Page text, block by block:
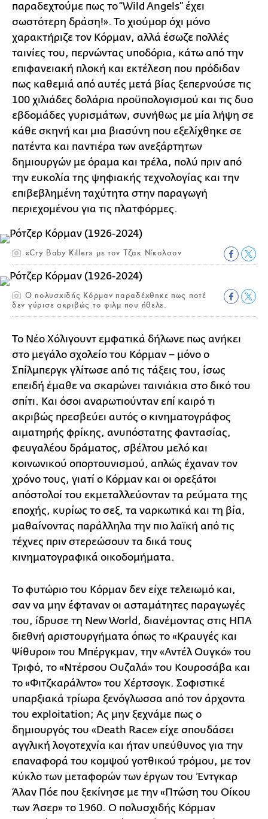
παραδεχτούμε πως το “Wild Angels” έχει
σωστότερη δράση!». Το χιούμορ όχι μόνο
χαρακτήριζε τον Κόρμαν, αλλά έσωζε πολλές
ταινίες του, περνώντας υποδόρια, κάτω από την
επιφανειακή πλοκή και εκτέλεση που πρόδιδαν
πως καθεμιά από αυτές μετά βίας ξεπερνούσε τις
100 χιλιάδες δολάρια προϋπολογισμού και τις δυο
εβδομάδες γυρισμάτων, συνήθως με μία λήψη σε
κάθε σκηνή και μια βιασύνη που εξελίχθηκε σε
πατέντα και παντιέρα των ανεξάρτητων
δημιουργών με όραμα και τρέλα, πολύ πριν από
την ευκολία της ψηφιακής τεχνολογίας και την
επιβεβλημένη ταχύτητα στην παραγωγή
περιεχομένου για τις πλατφόρμες.
«Cry Baby Killer» με τον Τζακ Νίκολσον
Ο πολυσχιδής Κόρμαν παραδέχθηκε πως ποτέ
δεν γύρισε ακριβώς το φιλμ που ήθελε.
Το Νέο Χόλιγουντ εμφατικά δήλωνε πως ανήκει
στο μεγάλο σχολείο του Κόρμαν − μόνο ο
Σπίλμπεργκ γλίτωσε από τις τάξεις του, ίσως
επειδή έμαθε να σκαρώνει ταινιάκια στο δικό του
σπίτι. Και όσοι αναρωτιούνταν επί καιρό τι
ακριβώς πρεσβεύει αυτός ο κινηματογράφος
αιματηρής φρίκης, ανυπόστατης φαντασίας,
φευγαλέου δράματος, σβέλτου μελό και
κοινωνικού οπορτουνισμού, απλώς έχαναν τον
χρόνο τους, γιατί ο Κόρμαν και οι ορεξάτοι
απόστολοί του εκμεταλλεύονταν τα ρεύματα της
εποχής, κυρίως το σεξ, τα ναρκωτικά και τη βία,
μαθαίνοντας παράλληλα την πιο λαϊκή από τις
τέχνες πριν στερεώσουν τα δικά τους
κινηματογραφικά οικοδομήματα.
Το φυτώριο του Κόρμαν δεν είχε τελειωμό και,
σαν να μην έφταναν οι ασταμάτητες παραγωγές
του, ίδρυσε τη New World, διανέμοντας στις ΗΠΑ
διεθνή αριστουργήματα όπως το «Κραυγές και
Ψίθυροι» του Μπέργκμαν, την «Αντέλ Ουγκό» του
Τριφό, το «Ντέρσου Ουζαλά» του Κουροσάβα και
το «Φιτζκαράλντο» του Χέρτσογκ. Σοφιστικέ
υπαρξιακά τρίωρα ξενόγλωσσα από τον άρχοντα
του exploitation; Ας μην ξεχνάμε πως ο
δημιουργός του «Death Race» είχε σπουδάσει
αγγλική λογοτεχνία και ήταν υπεύθυνος για την
επαναφορά του κομψού γοτθικού τρόμου, με τον
κύκλο των μεταφορών των έργων του Έντγκαρ
Άλαν Πόε που ξεκίνησε με την «Πτώση του Οίκου
των Άσερ» το 1960. Ο πολυσχιδής Κόρμαν